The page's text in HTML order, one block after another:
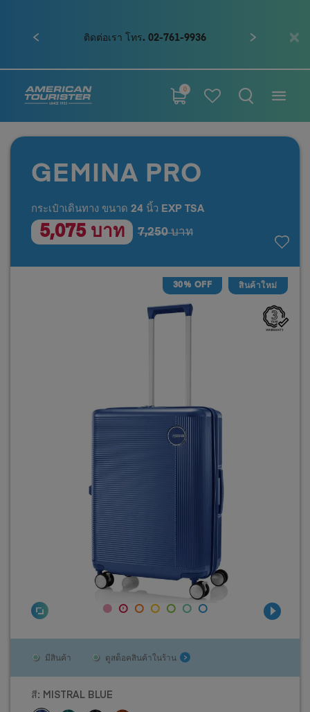
ติดต่อเรา โทร. 02-761-9936
0
GEMINA PRO
กระเป๋าเดินทาง ขนาด 24 นิ้ว EXP TSA
5,075 บาท 7,250 บาท
30% OFF สินค้าใหม่
มีสินค้า ดูสต็อคสินค้าในร้าน
สี: MISTRAL BLUE